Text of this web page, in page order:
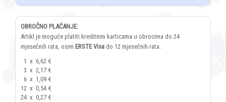
OBROČNO PLAĆANJE:
Artikl je moguće platiti kreditnim karticama u obrocima do 24
mjesečnih rata, osim ERSTE Visa do 12 mjesečnih rata.
1 x 6,62 €
3 x 2,17 €
6 x 1,09 €
12 x 0,54 €
24 x 0,27 €